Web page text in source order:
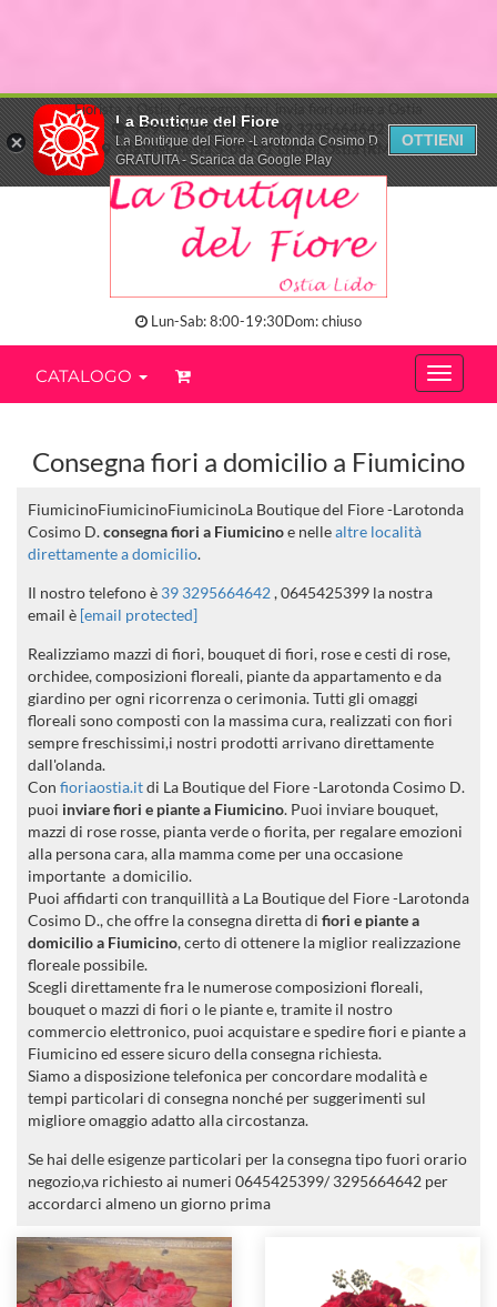
La Boutique del Fiore
La Boutique del Fiore -Larotonda Cosimo D.
GRATUITA - Scarica da Google Play
OTTIENI
Fiorista a Ostia. Consegna fiori, invia fiori online a Ostia
+39 0645425399
+39 3295664642
Via Melanesia,5-00121 Lido di Ostia (RM)
Lun-Sab: 8:00-19:30Dom: chiuso
CATALOGO
Consegna fiori a domicilio a Fiumicino
FiumicinoFiumicinoFiumicinoLa Boutique del Fiore -Larotonda
Cosimo D.consegna fiori a Fiumicinoe nellealtre località
direttamente a domicilio.
Il nostro telefono è 39 3295664642, 0645425399 la nostra
email è [email protected]
Realizziamo mazzi di fiori, bouquet di fiori, rose e cesti di rose,
orchidee, composizioni floreali, piante da appartamento e da
giardino per ogni ricorrenza o cerimonia. Tutti gli omaggi
floreali sono composti con la massima cura, realizzati con fiori
sempre freschissimi,i nostri prodotti arrivano direttamente
dall'olanda.
Con fioriaostia.itdi La Boutique del Fiore -Larotonda Cosimo D.
puoi inviare fiori e piante a Fiumicino. Puoi inviare bouquet,
mazzi di rose rosse, pianta verde o fiorita, per regalare emozioni
alla persona cara, alla mamma come per una occasione
importante a domicilio.
Puoi affidarti con tranquillità a La Boutique del Fiore -Larotonda
Cosimo D., che offre la consegna diretta di fiori e piante a
domicilio a Fiumicino, certo di ottenere la miglior realizzazione
floreale possibile.
Scegli direttamente fra le numerose composizioni floreali,
bouquet o mazzi di fiori o le piante e, tramite il nostro
commercio elettronico, puoi acquistare e spedire fiori e piante a
Fiumicino ed essere sicuro della consegna richiesta.
Siamo a disposizione telefonica per concordare modalità e
tempi particolari di consegna nonché per suggerimenti sul
migliore omaggio adatto alla circostanza.
Se hai delle esigenze particolari per la consegna tipo fuori orario
negozio,va richiesto ai numeri 0645425399/ 3295664642 per
accordarci almeno un giorno prima